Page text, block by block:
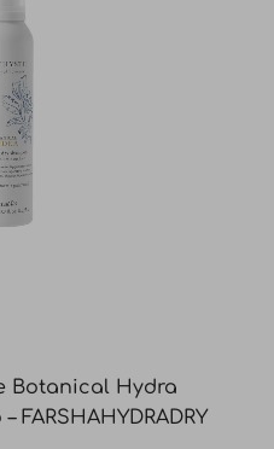
Botanical Hydra
FARSHAHYDRADRY